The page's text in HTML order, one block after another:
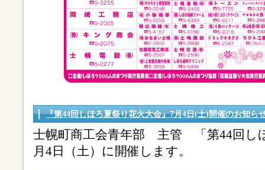
『第44回しほろ夏祭り花火大会』7月4日(土)開催のお知ら
士幌町商工会青年部 主管 「第44回し
月4日（土）に開催します。